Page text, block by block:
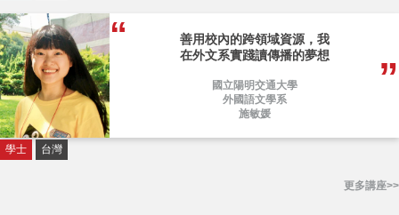
善用校內的跨領域資源，我
在外文系實踐讀傳播的夢想
國立陽明交通大學
外國語文學系
施敏媛
學士 台灣
更多講座>>